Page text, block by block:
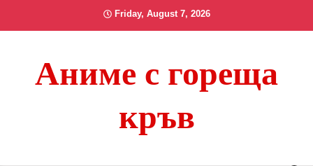
Friday, August 7, 2026
Аниме с гореща
кръв